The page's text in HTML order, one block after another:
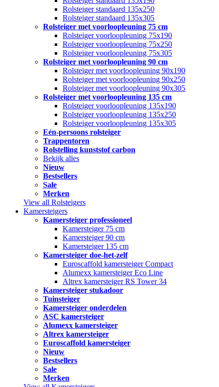
Rolsteiger standaard 135x250
Rolsteiger standaard 135x305
Rolsteiger met voorloopleuning 75 cm
Rolsteiger voorloopleuning 75x190
Rolsteiger voorloopleuning 75x250
Rolsteiger voorloopleuning 75x305
Rolsteiger met voorloopleuning 90 cm
Rolsteiger met voorloopleuning 90x190
Rolsteiger met voorloopleuning 90x250
Rolsteiger met voorloopleuning 90x305
Rolsteiger met voorloopleuning 135 cm
Rolsteiger voorloopleuning 135x190
Rolsteiger voorloopleuning 135x250
Rolsteiger voorloopleuning 135x305
Eén-persoons rolsteiger
Trappentoren
Rolstelling kunststof carbon
Bekijk alles
Nieuw
Bestsellers
Sale
Merken
View all Rolsteigers
Kamersteigers
Kamersteiger professioneel
Kamersteiger 75 cm
Kamersteiger 90 cm
Kamersteiger 135 cm
Kamersteiger doe-het-zelf
Euroscaffold kamersteiger Compact
Alumexx kamersteiger Eco Line
Altrex kamersteiger RS Tower 34
Kamersteiger stukadoor
Tuinsteiger
Kamersteiger onderdelen
ASC kamersteiger
Alumexx kamersteiger
Altrex kamersteiger
Euroscaffold kamersteiger
Nieuw
Bestsellers
Sale
Merken